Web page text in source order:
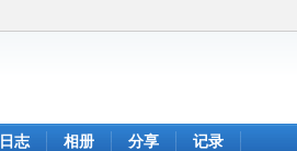
日志 相册 分享 记录